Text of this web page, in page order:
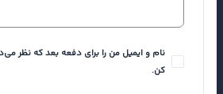
نام و ایمیل من را برای دفعه بعد که نظر
کن.